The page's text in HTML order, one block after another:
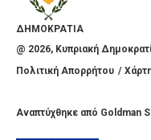
ΔΗΜΟΚΡΑΤΙΑ
@ 2026, Κυπριακή
Πολιτική Απορρήτου
Αναπτύχθηκε από Goldman